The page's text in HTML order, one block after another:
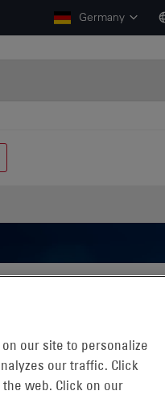
Germany
IN:
our site to personalize
our traffic. Click
web. Click on our